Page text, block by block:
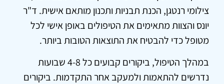
צילומי רנטגן, הכנת תבניות ותכנון מותאם אישית. ד"ר
יונס והצוות מתאימים את הטיפולים באופן אישי לכל
מטופל כדי להבטיח את התוצאות הטובות ביותר.
במהלך הטיפול, ביקורים קבועים כל 4-8 שבועות
נדרשים להתאמות ולמעקב אחר התקדמות. ביקורים